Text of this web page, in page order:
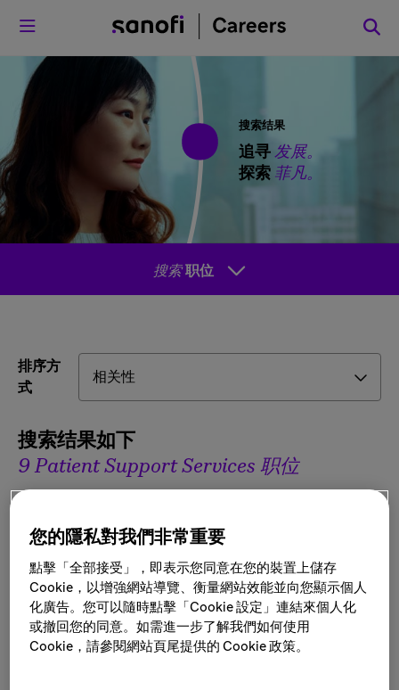
搜索结果
追寻 发展。
探索 菲凡。
搜索 职位
排序方
式
搜索结果如下
9 Patient Support Services 职位
筛选结果
Field Reimbursement Manager, Allergy
ENT East, Charleston, WV
您的隱私對我們非常重要
點擊「全部接受」，即表示您同意在您的裝置上儲存
Cookie，以增強網站導覽、衡量網站效能並向您顯示個人
化廣告。您可以隨時點擊「Cookie 設定」連結來個人化
或撤回您的同意。如需進一步了解我們如何使用
Cookie，請參閱網站頁尾提供的 Cookie 政策。